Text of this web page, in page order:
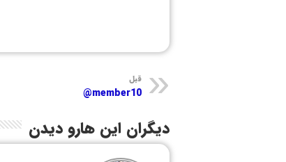
قبل
member10@
دیگران این هارو دیدن